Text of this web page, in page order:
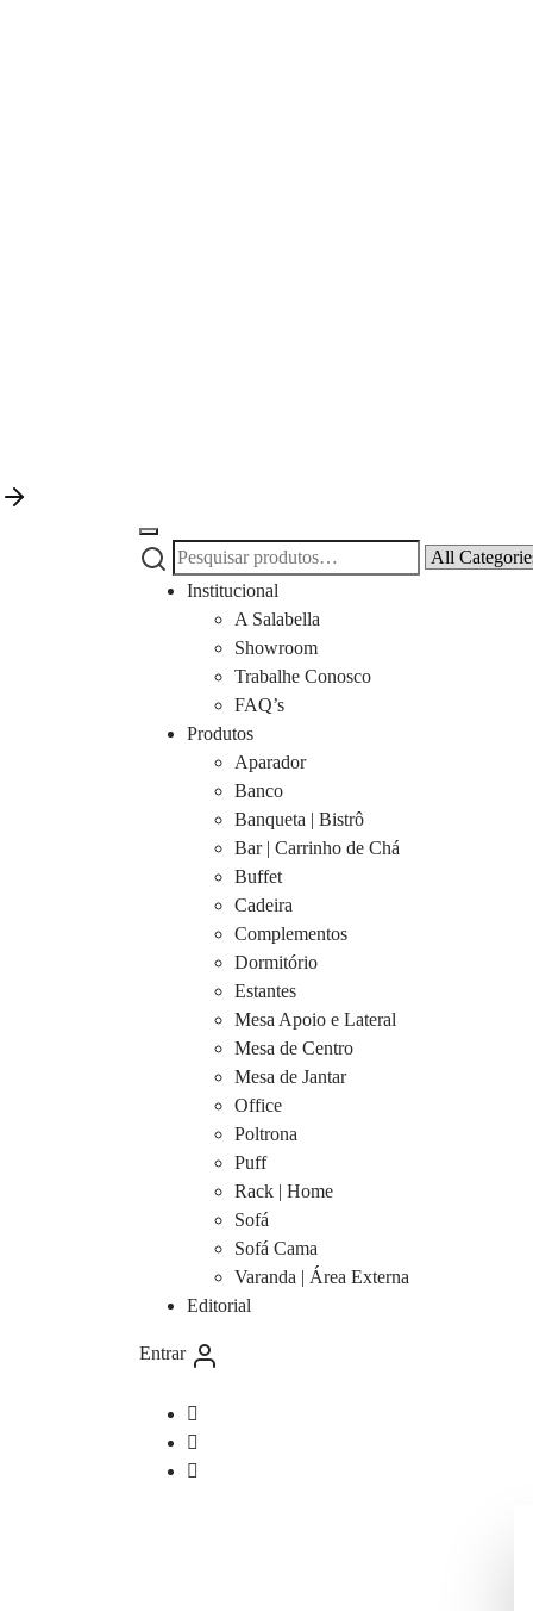
Pesquisar
Narrow
Institucional
A Salabella
Showroom
Trabalhe Conosco
FAQ’s
Produtos
Aparador
Banco
Banqueta | Bistrô
Bar | Carrinho de Chá
Buffet
Cadeira
Complementos
Dormitório
Estantes
Mesa Apoio e Lateral
Mesa de Centro
Mesa de Jantar
Office
Poltrona
Puff
Rack | Home
Sofá
Sofá Cama
Varanda | Área Externa
Editorial
Entrar